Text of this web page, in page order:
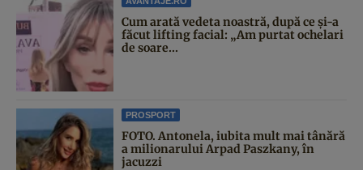
Cum arată vedeta noastră, după ce și-a
făcut lifting facial: „Am purtat ochelari
de soare...
PROSPORT
FOTO. Antonela, iubita mult mai tânără
a milionarului Arpad Paszkany, în
jacuzzi